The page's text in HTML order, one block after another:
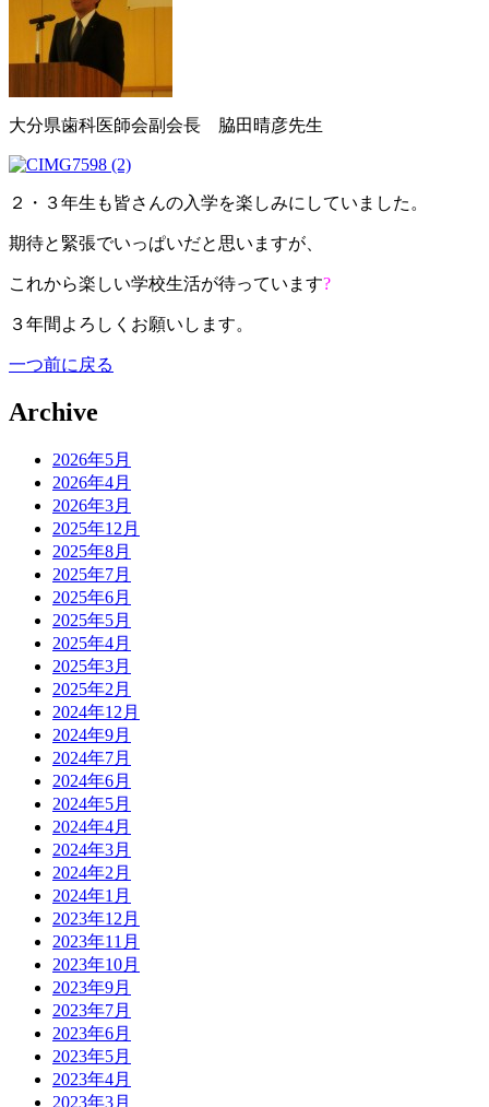
大分県歯科医師会副会長 脇田晴彦先生
２・３年生も皆さんの入学を楽しみにしていました。
期待と緊張でいっぱいだと思いますが、
これから楽しい学校生活が待っています?
３年間よろしくお願いします。
一つ前に戻る
Archive
2026年5月
2026年4月
2026年3月
2025年12月
2025年8月
2025年7月
2025年6月
2025年5月
2025年4月
2025年3月
2025年2月
2024年12月
2024年9月
2024年7月
2024年6月
2024年5月
2024年4月
2024年3月
2024年2月
2024年1月
2023年12月
2023年11月
2023年10月
2023年9月
2023年7月
2023年6月
2023年5月
2023年4月
2023年3月